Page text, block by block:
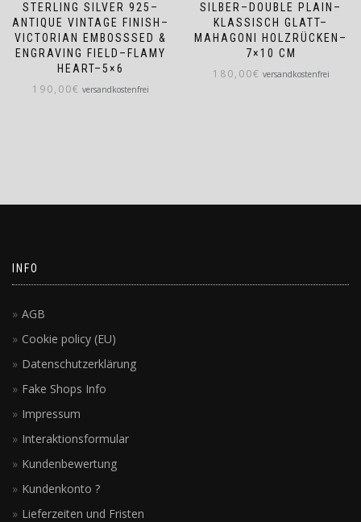
STERLING SILVER 925–
ANTIQUE VINTAGE FINISH–
VICTORIAN EMBOSSSED &
ENGRAVING FIELD–FLAMY
HEART–5×6
190,00€ versandkostenfrei
SILBER–DOUBLE PLAIN–
KLASSISCH GLATT–
MAHAGONI HOLZRÜCKEN–
7×10 CM
180,00€ versandkostenfrei
INFO
AGB
Cookie policy (EU)
Datenschutzerklärung
Fake Shops Info
Impressum
Interaktionsformular
Kundenbewertung
Kundenkonto ?
Lieferzeiten und Fristen